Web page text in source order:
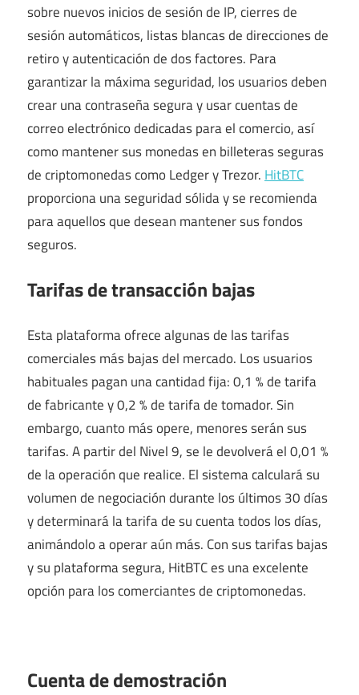
sobre nuevos inicios de sesión de IP, cierres de
sesión automáticos, listas blancas de direcciones de
retiro y autenticación de dos factores. Para
garantizar la máxima seguridad, los usuarios deben
crear una contraseña segura y usar cuentas de
correo electrónico dedicadas para el comercio, así
como mantener sus monedas en billeteras seguras
de criptomonedas como Ledger y Trezor. HitBTC
proporciona una seguridad sólida y se recomienda
para aquellos que desean mantener sus fondos
seguros.
Tarifas de transacción bajas
Esta plataforma ofrece algunas de las tarifas
comerciales más bajas del mercado. Los usuarios
habituales pagan una cantidad fija: 0,1 % de tarifa
de fabricante y 0,2 % de tarifa de tomador. Sin
embargo, cuanto más opere, menores serán sus
tarifas. A partir del Nivel 9, se le devolverá el 0,01 %
de la operación que realice. El sistema calculará su
volumen de negociación durante los últimos 30 días
y determinará la tarifa de su cuenta todos los días,
animándolo a operar aún más. Con sus tarifas bajas
y su plataforma segura, HitBTC es una excelente
opción para los comerciantes de criptomonedas.
Cuenta de demostración